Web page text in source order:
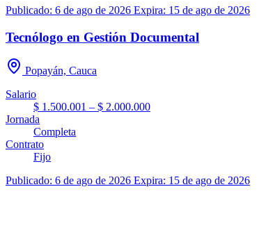
Publicado: 6 de ago de 2026 Expira: 15 de ago de 2026
Tecnólogo en Gestión Documental
Popayán, Cauca
Salario
$ 1.500.001 – $ 2.000.000
Jornada
Completa
Contrato
Fijo
Publicado: 6 de ago de 2026 Expira: 15 de ago de 2026